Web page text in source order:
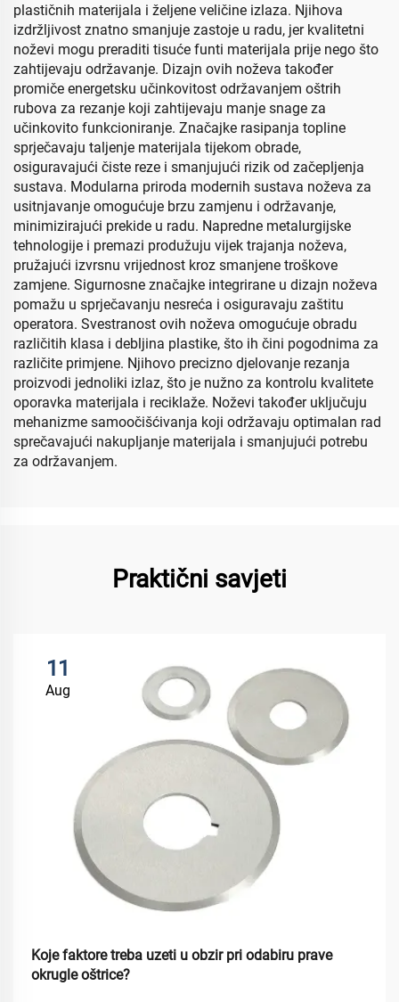
plastičnih materijala i željene veličine izlaza. Njihova
izdržljivost znatno smanjuje zastoje u radu, jer kvalitetni
noževi mogu preraditi tisuće funti materijala prije nego što
zahtijevaju održavanje. Dizajn ovih noževa također
promiče energetsku učinkovitost održavanjem oštrih
rubova za rezanje koji zahtijevaju manje snage za
učinkovito funkcioniranje. Značajke rasipanja topline
sprječavaju taljenje materijala tijekom obrade,
osiguravajući čiste reze i smanjujući rizik od začepljenja
sustava. Modularna priroda modernih sustava noževa za
usitnjavanje omogućuje brzu zamjenu i održavanje,
minimizirajući prekide u radu. Napredne metalurgijske
tehnologije i premazi produžuju vijek trajanja noževa,
pružajući izvrsnu vrijednost kroz smanjene troškove
zamjene. Sigurnosne značajke integrirane u dizajn noževa
pomažu u sprječavanju nesreća i osiguravaju zaštitu
operatora. Svestranost ovih noževa omogućuje obradu
različitih klasa i debljina plastike, što ih čini pogodnima za
različite primjene. Njihovo precizno djelovanje rezanja
proizvodi jednoliki izlaz, što je nužno za kontrolu kvalitete
oporavka materijala i reciklaže. Noževi također uključuju
mehanizme samoočišćivanja koji održavaju optimalan rad
sprečavajući nakupljanje materijala i smanjujući potrebu
za održavanjem.
Praktični savjeti
11
Aug
Koje faktore treba uzeti u obzir pri odabiru prave
okrugle oštrice?